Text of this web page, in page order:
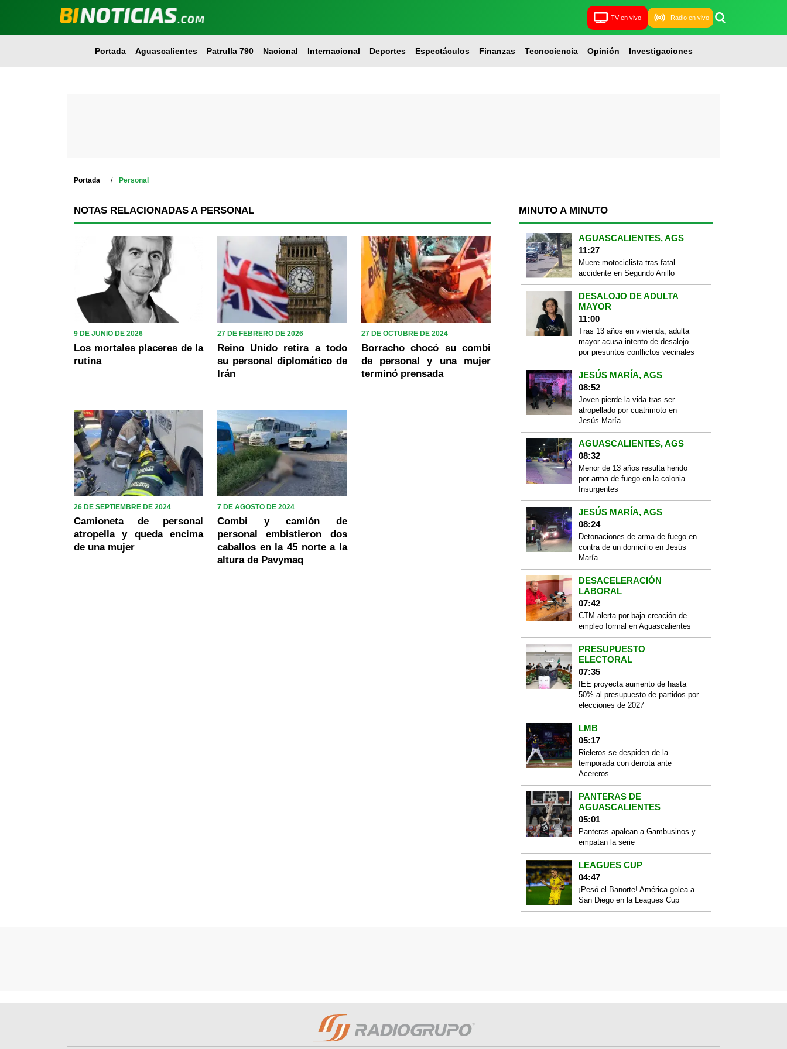
TV en vivo Radio en vivo
Portada Aguascalientes Patrulla 790 Nacional Internacional Deportes Espectáculos Finanzas Tecnociencia Opinión Investigaciones
Portada Personal
NOTAS RELACIONADAS A PERSONAL
9 DE JUNIO DE 2026
Los mortales placeres de la
rutina
27 DE FEBRERO DE 2026
Reino Unido retira a todo
su personal diplomático de
Irán
27 DE OCTUBRE DE 2024
Borracho chocó su combi
de personal y una mujer
terminó prensada
26 DE SEPTIEMBRE DE 2024
Camioneta de personal
atropella y queda encima
de una mujer
7 DE AGOSTO DE 2024
Combi y camión de
personal embistieron dos
caballos en la 45 norte a la
altura de Pavymaq
MINUTO A MINUTO
AGUASCALIENTES, AGS
11:27
Muere motociclista tras fatal
accidente en Segundo Anillo
DESALOJO DE ADULTA
MAYOR
11:00
Tras 13 años en vivienda, adulta
mayor acusa intento de desalojo
por presuntos conflictos vecinales
JESÚS MARÍA, AGS
08:52
Joven pierde la vida tras ser
atropellado por cuatrimoto en
Jesús María
AGUASCALIENTES, AGS
08:32
Menor de 13 años resulta herido
por arma de fuego en la colonia
Insurgentes
JESÚS MARÍA, AGS
08:24
Detonaciones de arma de fuego en
contra de un domicilio en Jesús
María
DESACELERACIÓN
LABORAL
07:42
CTM alerta por baja creación de
empleo formal en Aguascalientes
PRESUPUESTO
ELECTORAL
07:35
IEE proyecta aumento de hasta
50% al presupuesto de partidos por
elecciones de 2027
LMB
05:17
Rieleros se despiden de la
temporada con derrota ante
Acereros
PANTERAS DE
AGUASCALIENTES
05:01
Panteras apalean a Gambusinos y
empatan la serie
LEAGUES CUP
04:47
¡Pesó el Banorte! América golea a
San Diego en la Leagues Cup